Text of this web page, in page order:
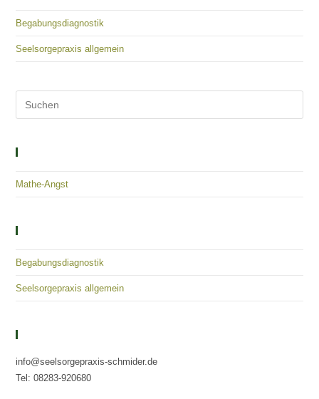
Begabungsdiagnostik
Seelsorgepraxis allgemein
Mathe-Angst
Begabungsdiagnostik
Seelsorgepraxis allgemein
info@seelsorgepraxis-schmider.de
Tel: 08283-920680